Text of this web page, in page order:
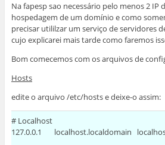
Na fapesp sao necessário pelo menos 2 IP
hospedagem de um domínio e como
precisar utililzar um serviço de servidores
cujo explicarei mais tarde como faremos
Bom comecemos com os arquivos de
Hosts
edite o arquivo /etc/hosts e deixe-o assim:
# Localhost
127.0.0.1 localhost.localdomain